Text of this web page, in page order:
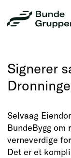
innhold
BundeGruppen
AS
Signerer
Selvaag
BundeBygg om
verneverdige
Det er et